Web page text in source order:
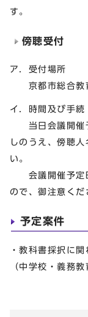
す。
傍聴受付
ア．受付場所
京都市総合教
イ．時間及び手続
当日会議開催予
しのうえ、傍聴
い。
会議開催予定時
ので、御注意くだ
予定案件
・教科書採択に
（中学校・義務